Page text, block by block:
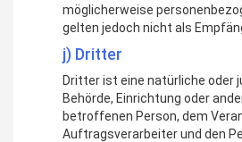
möglicherweise
gelten jedoch nicht als
j) Dritter
Dritter ist eine natürliche oder
Behörde, Einrichtung oder
betroffenen Person, dem
Auftragsverarbeiter und den